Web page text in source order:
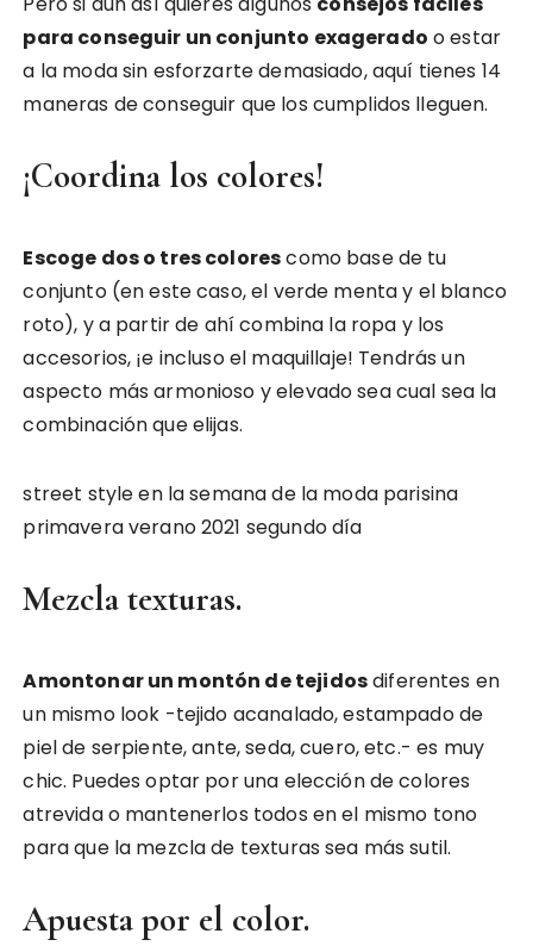
para conseguir un conjunto exagerado o estar
a la moda sin esforzarte demasiado, aquí tienes 14
maneras de conseguir que los cumplidos lleguen.
¡Coordina los colores!
Escoge dos o tres colorescomo base de tu
conjunto (en este caso, el verde menta y el blanco
roto), y a partir de ahí combina la ropa y los
accesorios, ¡e incluso el maquillaje! Tendrás un
aspecto más armonioso y elevado sea cual sea la
combinación que elijas.
street style en la semana de la moda parisina
primavera verano 2021 segundo día
Mezcla texturas.
Amontonar un montón de tejidosdiferentes en
un mismo look -tejido acanalado, estampado de
piel de serpiente, ante, seda, cuero, etc.- es muy
chic. Puedes optar por una elección de colores
atrevida o mantenerlos todos en el mismo tono
para que la mezcla de texturas sea más sutil.
Apuesta por el color.